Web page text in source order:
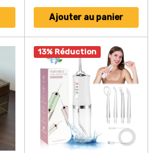
Ajouter au panier
13% Réduction